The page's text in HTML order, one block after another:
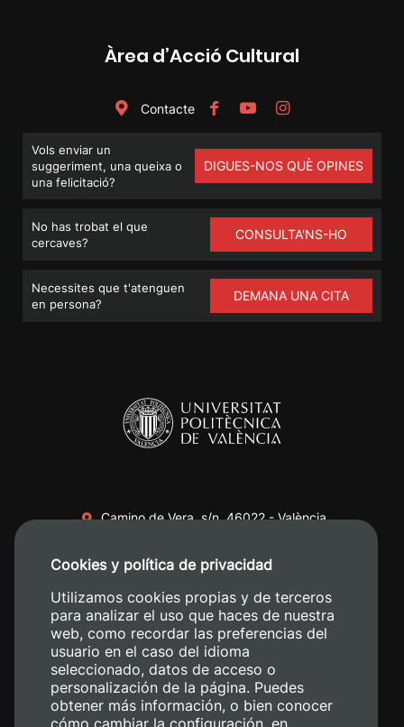
Àrea d’Acció Cultural
Contacte
Vols enviar un
suggeriment, una queixa o
una felicitació?
DIGUES-NOS QUÈ OPINES
No has trobat el que
cercaves?
CONSULTA'NS-HO
Necessites que t'atenguen
en persona?
DEMANA UNA CITA
Camino de Vera, s/n. 46022 - València
+34 620 04 00 50
Cookies y política de privacidad
Utilizamos cookies propias y de terceros
para analizar el uso que haces de nuestra
web, como recordar las preferencias del
usuario en el caso del idioma
seleccionado, datos de acceso o
personalización de la página. Puedes
obtener más información, o bien conocer
cómo cambiar la configuración, en